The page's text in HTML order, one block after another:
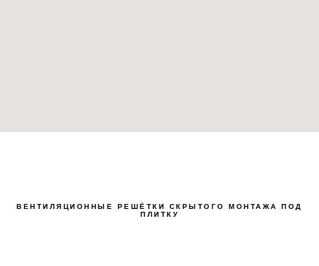
ВЕНТИЛЯЦИОННЫЕ РЕШЁТКИ СКРЫТОГО МОНТАЖА ПОД
ПЛИТКУ